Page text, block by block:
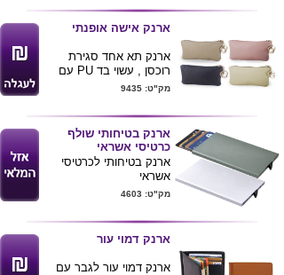
מגיע במבחר צבעים לפי
תמונה , ארוז בקופסת
מתנה
ניתן למתג את הארנק
בהדפסה או בהטבעת לוגו
הלקוח .
ארנק אישה אופנתי
ארנק תא אחד סגירת
רוכסן , עשוי בד PU עם
בטנה , שרשרת מוזהבת
מידות : 15X9.5 ס"מ
מק"ט: 9435
ארנק בטיחותי שולף
כרטיסי אשראי
ארנק בטיחותי לכרטיסי
אשראי
עשוי מתכת מגיע בצבעים
מוגןnfc and rafid
ניתן לחרוט/להדפיס לוגו
של הלקוח
מק"ט: 4603
ארנק דמוי עור
ארנק דמוי עור לגבר עם